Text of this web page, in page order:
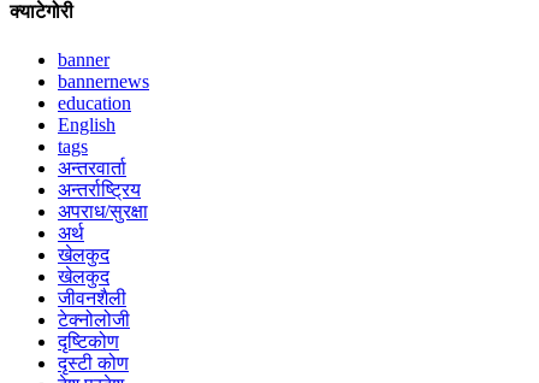
क्याटेगोरी
banner
bannernews
education
English
tags
अन्तरवार्ता
अन्तर्राष्ट्रिय
अपराध/सुरक्षा
अर्थ
खेलकुद
खेलकुद
जीवनशैली
टेक्नोलोजी
दृष्टिकोण
दृस्टी कोण